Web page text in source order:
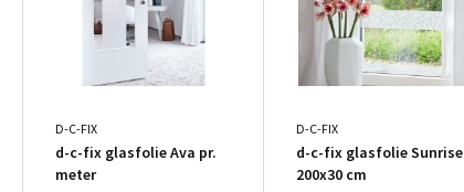
D-C-FIX
d-c-fix glasfolie Ava pr.
meter
D-C-FIX
d-c-fix glasfolie Sunrise
200x30 cm